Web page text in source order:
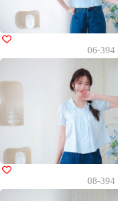
06-394
08-394